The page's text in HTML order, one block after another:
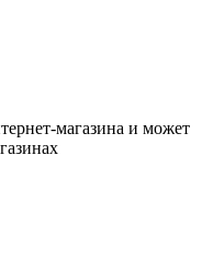
магазина и может